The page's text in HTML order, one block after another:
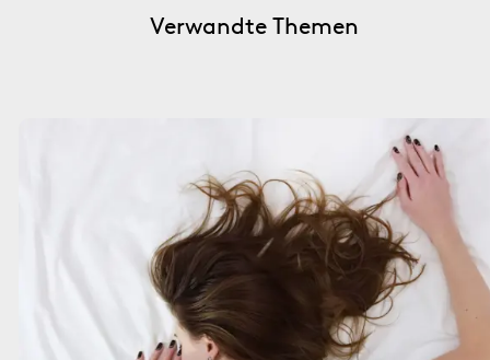
Verwandte Themen